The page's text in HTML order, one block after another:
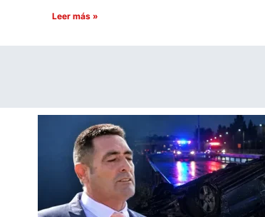
Leer más »